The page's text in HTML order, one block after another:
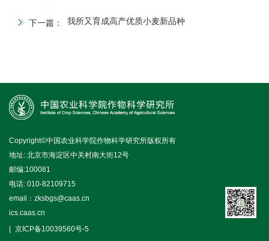
下一篇： 我所又育成高产优质小麦新品种
Copyright©中国农业科学院作物科学研究所版权所有
地址: 北京市海淀区中关村南大街12号
邮编:100081
电话: 010-82109715
email：zksbgs@caas.cn
ics.caas.cn
京ICP备10039560号-5